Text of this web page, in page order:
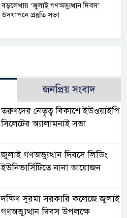
বড়লেখায় ‘জুলাই গণঅভ্যুত্থান দিবস’
উদযাপনে প্রস্তুতি সভা
জনপ্রিয় সংবাদ
তরুণদের নেতৃত্ব বিকাশে ইউওয়াইপি
সিলেটের অ্যালামনাই সভা
জুলাই গণঅভ্যুত্থান দিবসে লিডিং
ইউনিভার্সিটিতে নানা আয়োজন
দক্ষিণ সুরমা সরকারি কলেজে জুলাই
গণঅভ্যুত্থান দিবস উপলক্ষে